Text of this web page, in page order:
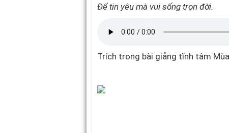
Để tin yêu mà vui sống trọn đời.
Trích trong bài giảng tĩnh tâm